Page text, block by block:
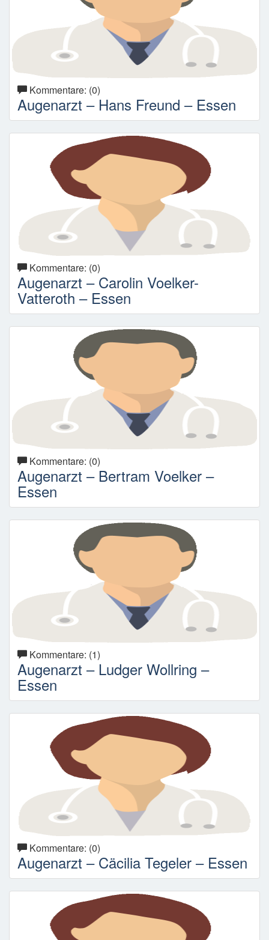
Kommentare: (0)
Augenarzt – Hans Freund – Essen
Kommentare: (0)
Augenarzt – Carolin Voelker-
Vatteroth – Essen
Kommentare: (0)
Augenarzt – Bertram Voelker –
Essen
Kommentare: (1)
Augenarzt – Ludger Wollring –
Essen
Kommentare: (0)
Augenarzt – Cäcilia Tegeler – Essen